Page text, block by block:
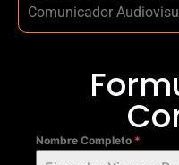
Comunicador
Nombre Completo *